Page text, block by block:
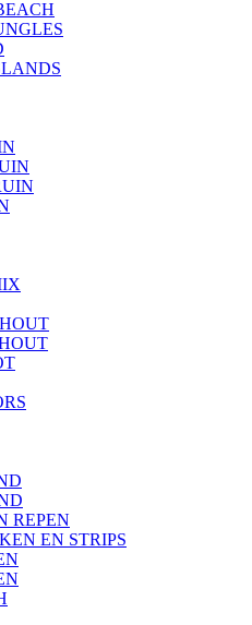
REPEN
EN STRIPS